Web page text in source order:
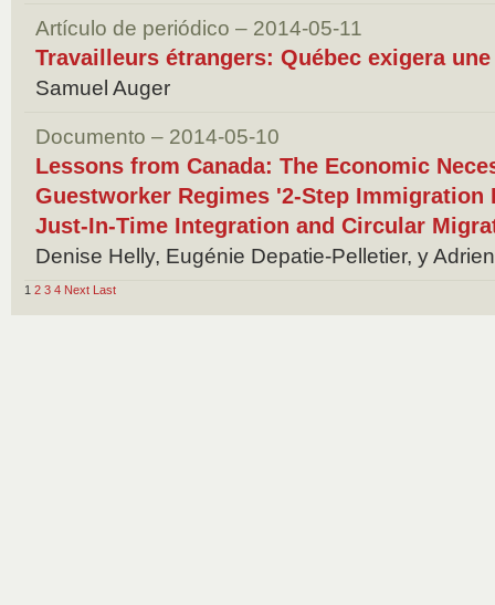
Artículo de periódico – 2014-05-11
Travailleurs étrangers: Québec exigera
Samuel Auger
Documento – 2014-05-10
Lessons from Canada: The Economic
Guestworker Regimes '2-Step
Just-In-Time Integration and Circular
Denise Helly, Eugénie Depatie-Pelletier, y
1 2 3 4 Next Last